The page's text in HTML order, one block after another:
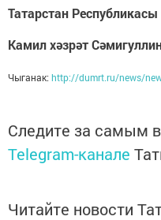
Татарстан
Камил хәзрәт
Чыганак: http://dumrt.ru/news/
Следите за самым
Telegram-канале
Читайте новости